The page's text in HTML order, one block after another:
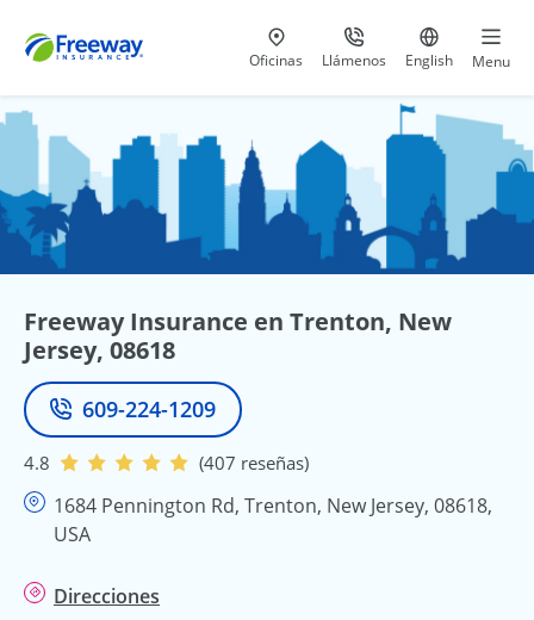
Visita nuestras
Oficinas Llámenos
al 800-441-5533
Ir al sitio
English Menu
Freeway Insurance en Trenton, New
Jersey, 08618
Teléfono
609-224-1209
4.8 (407 reseñas)
1684 Pennington Rd, Trenton, New Jersey, 08618,
USA
Direcciones